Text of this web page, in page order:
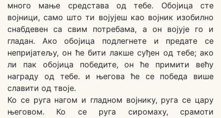
много мање средстава од тебе. Обојица сте
војници, само што ти војујеш као војник изобилно
снабдевен са свим потребама, а он војује го и
гладан. Ако обојица подлегнете и предате се
непријатељу, он ће бити лакше суђен од тебе; ако
ли пак обојица победите, он ће примити већу
награду од тебе. и његова ће се победа више
славити од твоје.
Ко се руга нагом и гладном војнику, руга се цару
његовом. Ко се руга сиромаху, срамоти